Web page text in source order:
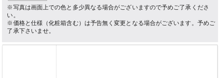
※写真は画面上での色と多少異なる場合がございますので予めご了承くださ
い。
※価格と仕様（化粧箱含む）は予告無く変更となる場合がございます。予めご
了承下さいませ。